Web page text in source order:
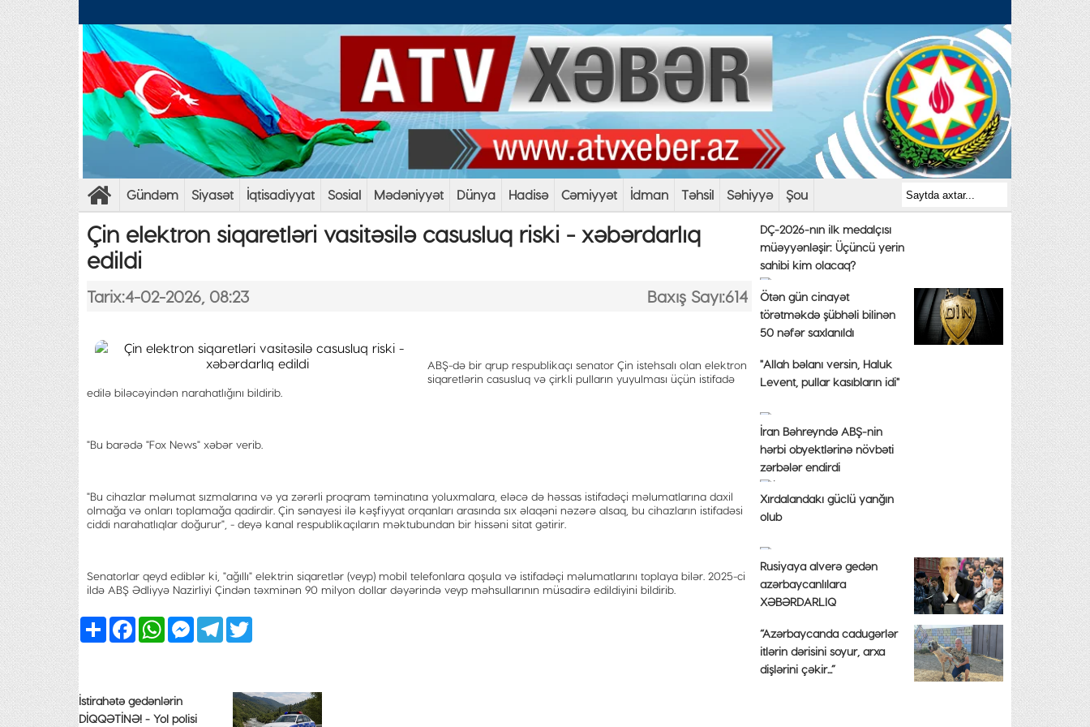
Gündəm Siyasət İqtisadiyyat Sosial Mədəniyyət Dünya Hadisə Cəmiyyət İdman Təhsil Səhiyyə Şou
Çin elektron siqaretləri vasitəsilə casusluq riski - xəbərdarlıq
edildi
Tarix:4-02-2026, 08:23 Baxış Sayı:614
ABŞ-də bir qrup respublikaçı senator Çin istehsalı olan elektron
siqaretlərin casusluq və çirkli pulların yuyulması üçün istifadə
edilə biləcəyindən narahatlığını bildirib.
"Bu barədə "Fox News" xəbər verib.
"Bu cihazlar məlumat sızmalarına və ya zərərli proqram təminatına yoluxmalara, eləcə də həssas istifadəçi məlumatlarına daxil
olmağa və onları toplamağa qadirdir. Çin sənayesi ilə kəşfiyyat orqanları arasında sıx əlaqəni nəzərə alsaq, bu cihazların istifadəsi
ciddi narahatlıqlar doğurur", - deyə kanal respublikaçıların məktubundan bir hissəni sitat gətirir.
Senatorlar qeyd ediblər ki, "ağıllı" elektrin siqaretlər (veyp) mobil telefonlara qoşula və istifadəçi məlumatlarını toplaya bilər. 2025-ci
ildə ABŞ Ədliyyə Nazirliyi Çindən təxminən 90 milyon dollar dəyərində veyp məhsullarının müsadirə edildiyini bildirib.
ShareFacebookWhatsApp
Messenger
Telegram
DÇ-2026-nın ilk medalçısı
müəyyənləşir: Üçüncü yerin
sahibi kim olacaq?
Ötən gün cinayət
törətməkdə şübhəli bilinən
50 nəfər saxlanıldı
"Allah bəlanı versin, Haluk
Levent, pullar kasıbların idi"
İran Bəhreyndə ABŞ-nin
hərbi obyektlərinə növbəti
zərbələr endirdi
Xırdalandakı güclü yanğın
olub
Rusiyaya alverə gedən
azərbaycanlılara
XƏBƏRDARLIQ
“Azərbaycanda cadugərlər
itlərin dərisini soyur, arxa
dişlərini çəkir...”
İstirahətə gedənlərin
DİQQƏTİNƏ! - Yol polisi